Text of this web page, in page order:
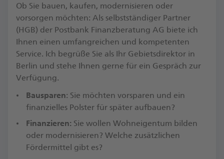
Ob Sie bauen, kaufen, modernisieren oder
vorsorgen möchten: Als selbstständiger Partner
(HGB) der Postbank Finanzberatung AG biete ich
Ihnen einen umfangreichen und kompetenten
Service. Ich begrüße Sie als Ihr Gebietsdirektor in
Berlin und stehe Ihnen gerne für ein Gespräch zur
Verfügung.​
Bausparen: Sie möchten vorsparen und ein
finanzielles Polster für später aufbauen?
Finanzieren: Sie wollen Wohneigentum bilden
oder modernisieren? Welche zusätzlichen
Fördermittel gibt es?​